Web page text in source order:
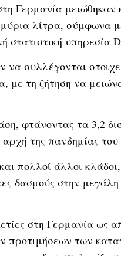
Γερμανία μειώθηκαν
λίτρα, σύμφωνα
υπηρεσία
συλλέγονται
τη ζήτηση να
φτάνοντας τα 3,2
της πανδημίας του
πολλοί άλλοι
δασμούς στην
στη Γερμανία ως
προτιμήσεων των